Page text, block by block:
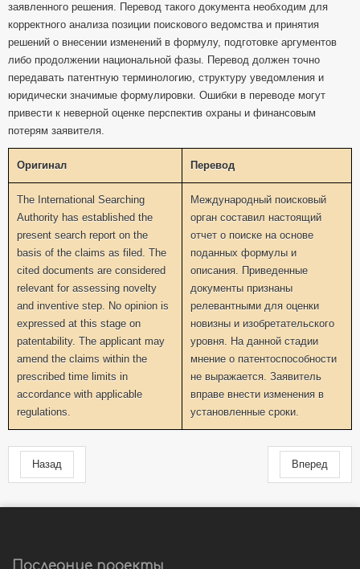
заявленного решения. Перевод такого документа необходим для
корректного анализа позиции поискового ведомства и принятия
решений о внесении изменений в формулу, подготовке аргументов
либо продолжении национальной фазы. Перевод должен точно
передавать патентную терминологию, структуру уведомления и
юридически значимые формулировки. Ошибки в переводе могут
привести к неверной оценке перспектив охраны и финансовым
потерям заявителя.
Оригинал Перевод
The International Searching
Authority has established the
present search report on the
basis of the claims as filed. The
cited documents are considered
relevant for assessing novelty
and inventive step. No opinion is
expressed at this stage on
patentability. The applicant may
amend the claims within the
prescribed time limits in
accordance with applicable
regulations.
Международный поисковый
орган составил настоящий
отчет о поиске на основе
поданных формулы и
описания. Приведенные
документы признаны
релевантными для оценки
новизны и изобретательского
уровня. На данной стадии
мнение о патентоспособности
не выражается. Заявитель
вправе внести изменения в
установленные сроки.
Назад Вперед